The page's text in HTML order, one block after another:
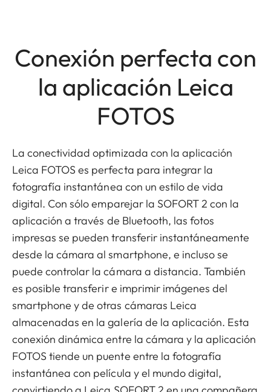
Conexión perfecta con
la aplicación Leica
FOTOS
La conectividad optimizada con la aplicación
Leica FOTOS es perfecta para integrar la
fotografía instantánea con un estilo de vida
digital. Con sólo emparejar la SOFORT 2 con la
aplicación a través de Bluetooth, las fotos
impresas se pueden transferir instantáneamente
desde la cámara al smartphone, e incluso se
puede controlar la cámara a distancia. También
es posible transferir e imprimir imágenes del
smartphone y de otras cámaras Leica
almacenadas en la galería de la aplicación. Esta
conexión dinámica entre la cámara y la aplicación
FOTOS tiende un puente entre la fotografía
instantánea con película y el mundo digital,